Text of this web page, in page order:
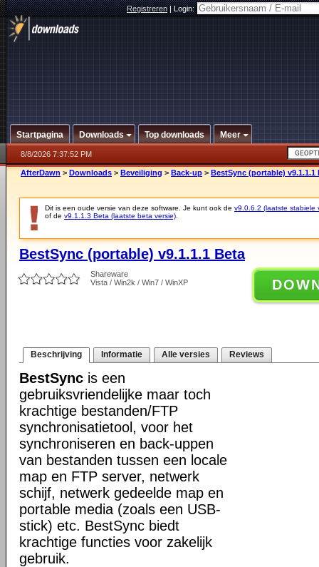
Registreren|Login:
Startpagina Downloads Top downloads Meer
8/8/2026 7:37:52 PM
AfterDawn > Downloads > Beveiliging > Back-up > BestSync (portable) v9.1.1.1
Dit is een oude versie van deze software. Je kunt ook de v9.0.6.2 (laatste stabiele
of de v9.1.1.3 Beta (laatste beta versie)
BestSync (portable) v9.1.1.1 Beta
Shareware
Vista / Win2k / Win7 / WinXP
Beschrijving Informatie Alle versies Reviews
BestSync is een
gebruiksvriendelijke maar toch
krachtige bestanden/FTP
synchronisatietool, voor het
synchroniseren en back-uppen
van bestanden tussen een locale
map en FTP server, netwerk
schijf, netwerk gedeelde map en
portable media (zoals een USB-
stick) etc. BestSync biedt
krachtige functies voor zakelijk
gebruik.